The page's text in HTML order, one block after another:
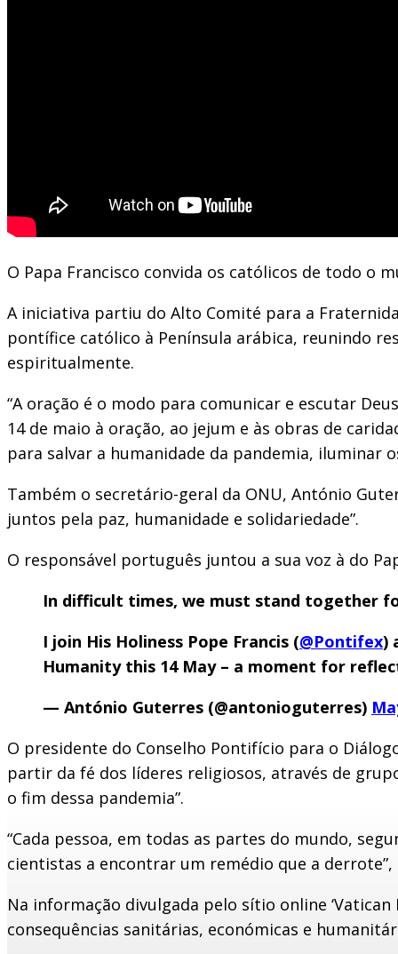
O Papa Francisco convida os católicos de todo o
A iniciativa partiu do Alto Comité para a
pontífice católico à Península arábica, reunindo
espiritualmente.
“A oração é o modo para comunicar e escutar
14 de maio à oração, ao jejum e às obras de
para salvar a humanidade da pandemia, iluminar
Também o secretário-geral da ONU, António
juntos pela paz, humanidade e solidariedade”.
O responsável português juntou a sua voz à do
In difficult times, we must stand together
I join His Holiness Pope Francis (@Pontifex)
Humanity this 14 May – a moment for
— António Guterres (@antonioguterres)
O presidente do Conselho Pontifício para o
partir da fé dos líderes religiosos, através de
o fim dessa pandemia”.
“Cada pessoa, em todas as partes do mundo,
cientistas a encontrar um remédio que a
Na informação divulgada pelo sítio online
consequências sanitárias, económicas e